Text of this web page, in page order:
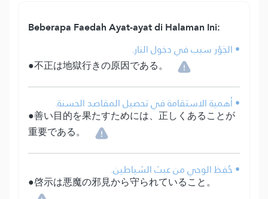
Beberapa Faedah Ayat-ayat di Halaman Ini:
• الجَوْر سبب في دخول النار.
●不正は地獄行きの原因である。
• أهمية الاستقامة في تحصيل المقاصد الحسنة.
●善い目的を果たすためには、正しくあることが
重要である。
• حُفِظ الوحي من عبث الشياطين.
●啓示は悪魔の邪見から守られていること。